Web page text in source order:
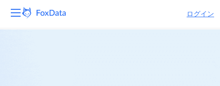
ログイン